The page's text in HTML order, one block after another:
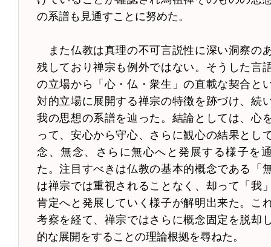
の系譜も見通すことに努めた。
また仏教は真理の不可言説性に深い洞察の
残しており禅宗も例外ではない。そうした言
の立場から「心・仏・衆生」の直載な契合と
対的立場に展開する禅宗の特徴を跡づけ、続
我の思想の系譜を辿った。結論としては、心
って、安心から守心、さらに観心の結果とし
念、無念、さらに無心へと発展する様子を
た。注目すべきは仏教の基本的概念である「
は禅宗では重視されることなく、却って「我
肯定へと発展していく様子が解明出来た。こ
考察を経て、禅宗ではさらに概念固定を脱却
的な展開をすることの理論根拠を尋ねた。